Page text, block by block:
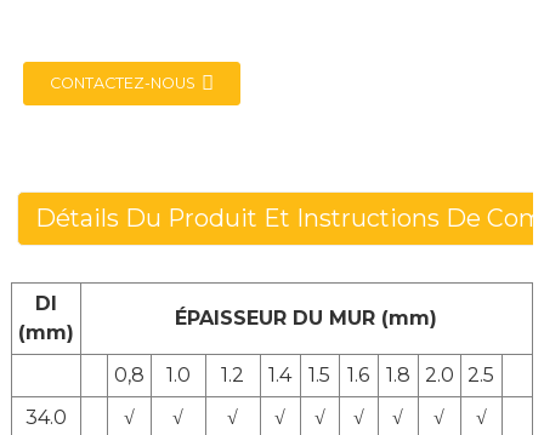
CONTACTEZ-NOUS
Détails Du Produit Et Instructions De
DI
(mm)
ÉPAISSEUR DU MUR (mm)
0,8 1.0 1.2 1.4 1.5 1.6 1.8 2.0
2.5
34.0
√ √ √ √ √ √ √ √
√